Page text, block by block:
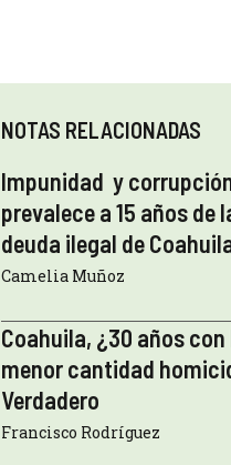
NOTAS RELACIONADAS
Impunidad y
prevalece a 15 años de
deuda ilegal de
Camelia Muñoz
Coahuila, ¿30 años con
menor cantidad
Verdadero
Francisco Rodríguez